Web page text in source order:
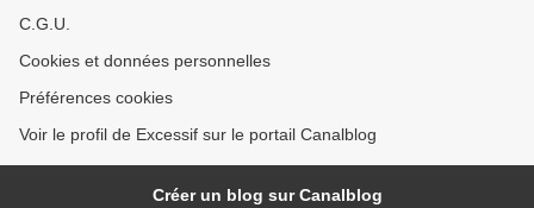
C.G.U.
Cookies et données personnelles
Préférences cookies
Voir le profil de Excessif sur le portail Canalblog
Créer un blog sur Canalblog